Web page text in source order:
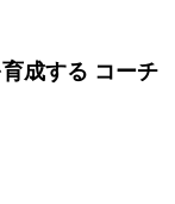
成する コーチ